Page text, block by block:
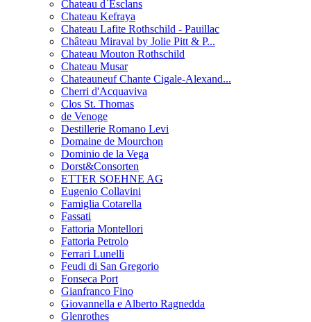
Chateau d`Esclans
Chateau Kefraya
Chateau Lafite Rothschild - Pauillac
Château Miraval by Jolie Pitt & P...
Chateau Mouton Rothschild
Chateau Musar
Chateauneuf Chante Cigale-Alexand...
Cherri d'Acquaviva
Clos St. Thomas
de Venoge
Destillerie Romano Levi
Domaine de Mourchon
Dominio de la Vega
Dorst&Consorten
ETTER SOEHNE AG
Eugenio Collavini
Famiglia Cotarella
Fassati
Fattoria Montellori
Fattoria Petrolo
Ferrari Lunelli
Feudi di San Gregorio
Fonseca Port
Gianfranco Fino
Giovannella e Alberto Ragnedda
Glenrothes